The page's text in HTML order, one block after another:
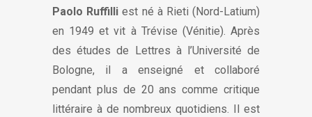
Paolo Ruffilli est né à Rieti (Nord-Latium)
en 1949 et vit à Trévise (Vénitie). Après
des études de Lettres à l’Université de
Bologne, il a enseigné et collaboré
pendant plus de 20 ans comme critique
littéraire à de nombreux quotidiens. Il est